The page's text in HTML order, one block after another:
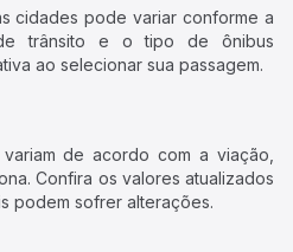
cidades pode variar conforme a
trânsito e o tipo de ônibus
ao selecionar sua passagem.
de acordo com a viação,
Confira os valores atualizados
podem sofrer alterações.